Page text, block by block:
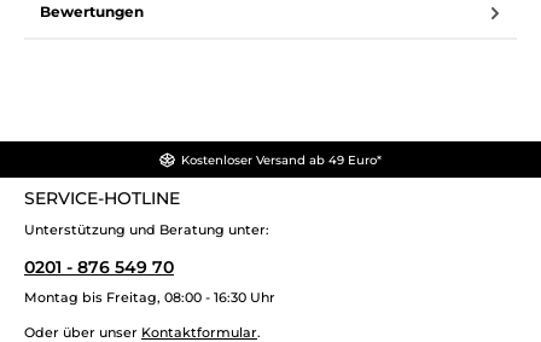
Bewertungen
Kostenloser Versand ab 49 Euro*
SERVICE-HOTLINE
Unterstützung und Beratung unter:
0201 - 876 549 70
Montag bis Freitag, 08:00 - 16:30 Uhr
Oder über unser Kontaktformular.